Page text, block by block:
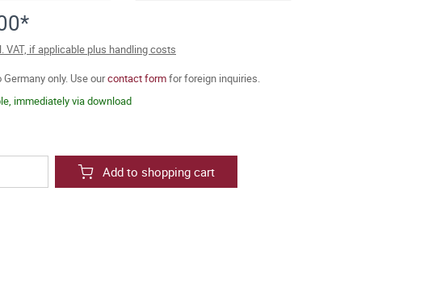
VAT, if applicable plus handling costs
Germany only. Use ourcontact formfor foreign inquiries.
immediately via download
Add to shopping cart